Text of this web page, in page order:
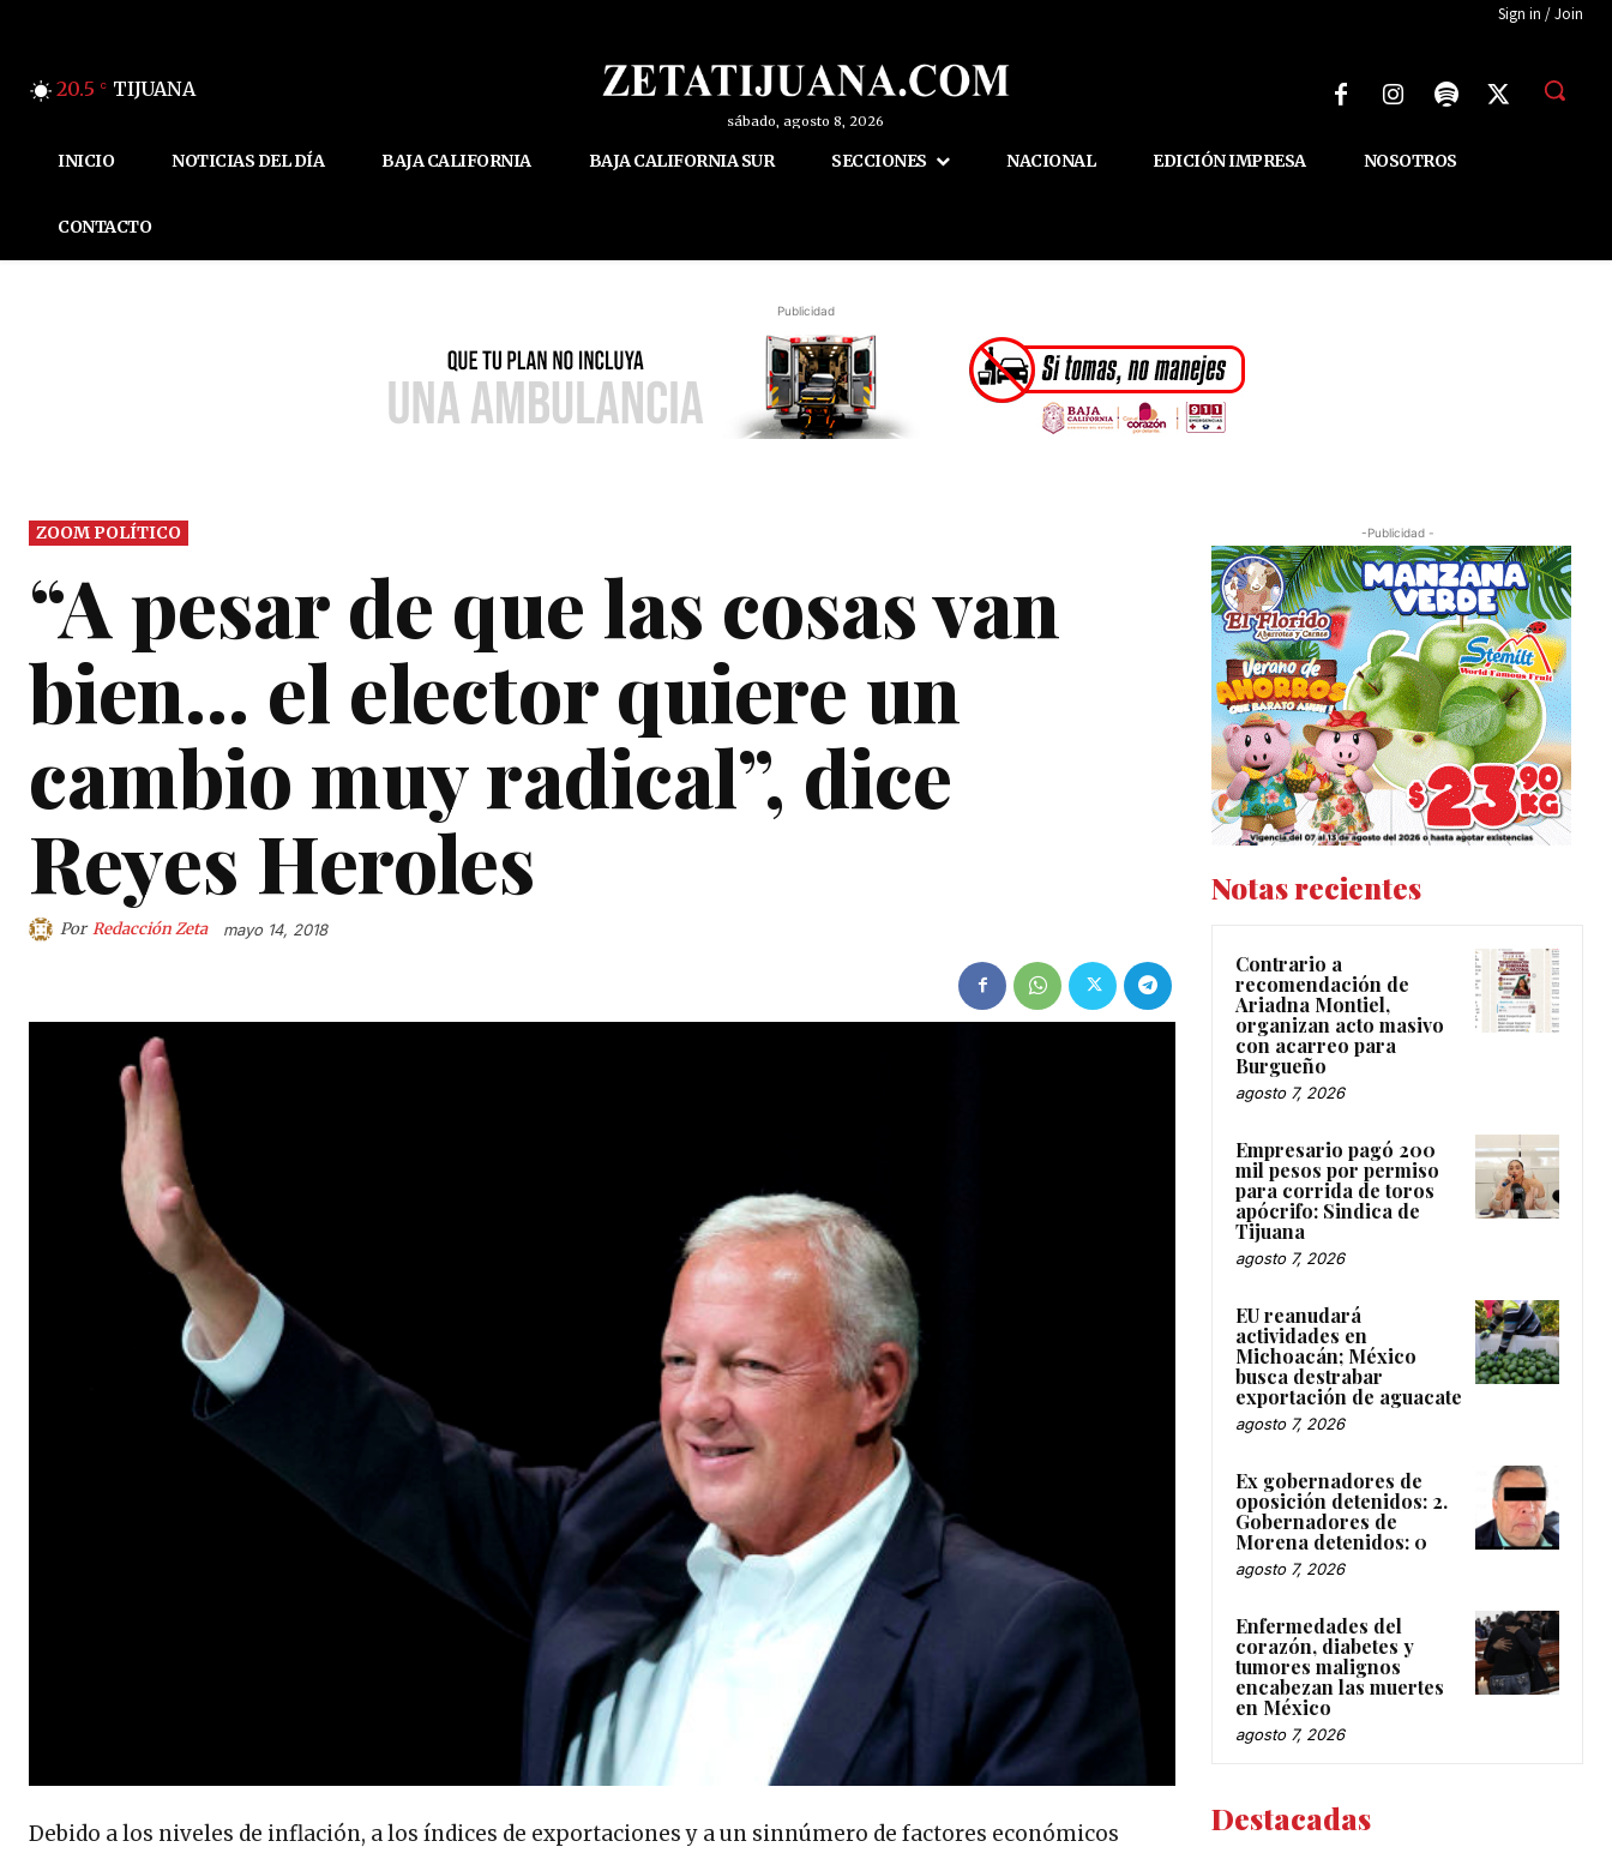
Sign in / Join
20.5 C TIJUANA
sábado, agosto 8, 2026
INICIO NOTICIAS DEL DÍA BAJA CALIFORNIA BAJA CALIFORNIA SUR SECCIONES NACIONAL EDICIÓN IMPRESA NOSOTROS
CONTACTO
Publicidad
ZOOM POLÍTICO
“A pesar de que las cosas van
bien… el elector quiere un
cambio muy radical”, dice
Reyes Heroles
Por Redacción Zeta mayo 14, 2018
Debido a los niveles de inflación, a los índices de exportaciones y a un sinnúmero de factores económicos
-Publicidad -
Notas recientes
Contrario a
recomendación de
Ariadna Montiel,
organizan acto masivo
con acarreo para
Burgueño
agosto 7, 2026
Empresario pagó 200
mil pesos por permiso
para corrida de toros
apócrifo: Sindica de
Tijuana
agosto 7, 2026
EU reanudará
actividades en
Michoacán; México
busca destrabar
exportación de aguacate
agosto 7, 2026
Ex gobernadores de
oposición detenidos: 2.
Gobernadores de
Morena detenidos: 0
agosto 7, 2026
Enfermedades del
corazón, diabetes y
tumores malignos
encabezan las muertes
en México
agosto 7, 2026
Destacadas